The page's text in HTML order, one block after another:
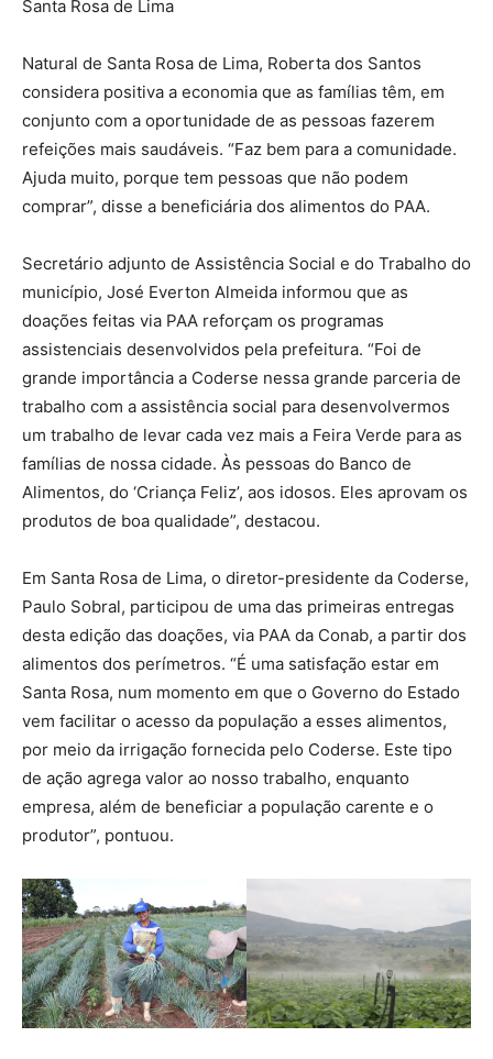
Santa Rosa de Lima
Natural de Santa Rosa de Lima, Roberta dos Santos
considera positiva a economia que as famílias têm, em
conjunto com a oportunidade de as pessoas fazerem
refeições mais saudáveis. “Faz bem para a comunidade.
Ajuda muito, porque tem pessoas que não podem
comprar”, disse a beneficiária dos alimentos do PAA.
Secretário adjunto de Assistência Social e do Trabalho do
município, José Everton Almeida informou que as
doações feitas via PAA reforçam os programas
assistenciais desenvolvidos pela prefeitura. “Foi de
grande importância a Coderse nessa grande parceria de
trabalho com a assistência social para desenvolvermos
um trabalho de levar cada vez mais a Feira Verde para as
famílias de nossa cidade. Às pessoas do Banco de
Alimentos, do ‘Criança Feliz’, aos idosos. Eles aprovam os
produtos de boa qualidade”, destacou.
Em Santa Rosa de Lima, o diretor-presidente da Coderse,
Paulo Sobral, participou de uma das primeiras entregas
desta edição das doações, via PAA da Conab, a partir dos
alimentos dos perímetros. “É uma satisfação estar em
Santa Rosa, num momento em que o Governo do Estado
vem facilitar o acesso da população a esses alimentos,
por meio da irrigação fornecida pelo Coderse. Este tipo
de ação agrega valor ao nosso trabalho, enquanto
empresa, além de beneficiar a população carente e o
produtor”, pontuou.